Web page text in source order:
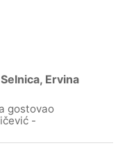
Ervina
gostovao
-